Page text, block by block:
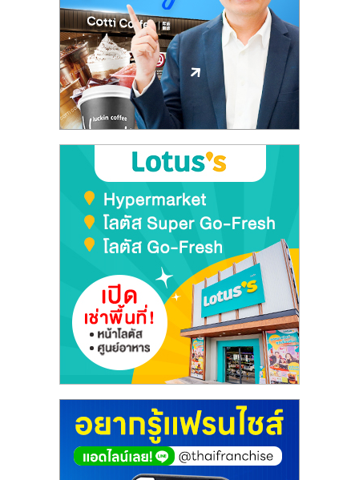
ปรึกษา
การ
ลงทุน
ขยาย
แฟ
ไชส์,